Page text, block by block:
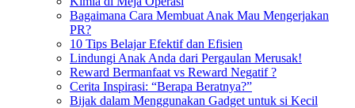
Bagaimana Cara Membuat Anak Mau Mengerjakan
PR?
10 Tips Belajar Efektif dan Efisien
Lindungi Anak Anda dari Pergaulan Merusak!
Reward Bermanfaat vs Reward Negatif ?
Cerita Inspirasi: “Berapa Beratnya?”
Bijak dalam Menggunakan Gadget untuk si Kecil